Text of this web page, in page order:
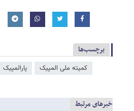
برچسب‌ها
کمیته ملی المپیک پارالمپیک
خبرهای مرتبط